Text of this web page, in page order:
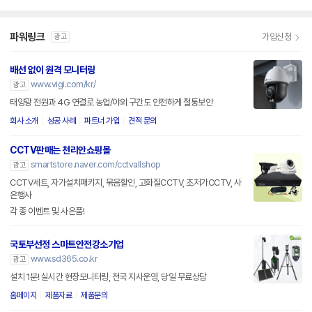
파워링크 광고 가입신청
배선 없이 원격 모니터링
광고 www.vigi.com/kr/
태양광 전원과 4G 연결로 농업/야외 구간도 안전하게 철통보안
회사 소개 성공 사례 파트너 가입 견적 문의
CCTV판매는 천리안쇼핑몰
광고 smartstore.naver.com/cctvallshop
CCTV세트, 자가설치패키지, 묶음할인, 고화질CCTV, 초저가CCTV, 사
은행사
각 종 이벤트 및 사은품!
국토부선정 스마트안전강소기업
광고 www.sd365.co.kr
설치 1분! 실시간 현장모니터링, 전국 지사운영, 당일 무료상담
홈페이지 제품자료 제품문의